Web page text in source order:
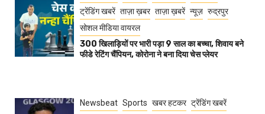
ट्रेंडिंग खबरें ताज़ा ख़बर ताज़ा ख़बरें न्यूज़ रुद्रपुर
सोशल मीडिया वायरल
300 खिलाड़ियों पर भारी पड़ा 9 साल का बच्चा, शिवाय बने
फीडे रेटिंग चैंपियन, कोरोना ने बना दिया चेस प्लेयर
Newsbeat Sports खबर हटकर ट्रेंडिंग खबरें